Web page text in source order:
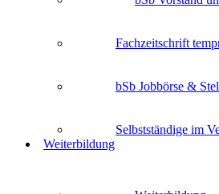
Fachzeitschrift
bSb Jobbörse &
Selbstständige im
Weiterbildung